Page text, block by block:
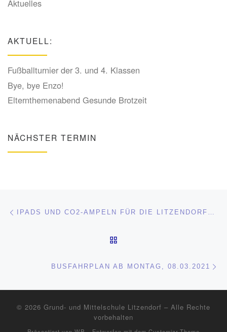
Aktuelles
AKTUELL:
Fußballturnier der 3. und 4. Klassen
Bye, bye Enzo!
Elternthemenabend Gesunde Brotzeit
NÄCHSTER TERMIN
Beitragsnavigation IPADS UND CO2-AMPELN FÜR DIE LITZENDORFER SCHULE
BUSFAHRPLAN AB MONTAG, 08.03.2021
© 2026 Grund- und Mittelschule Litzendorf – Alle Rechte
vorbehalten